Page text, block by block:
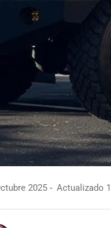
2025 Actualizado